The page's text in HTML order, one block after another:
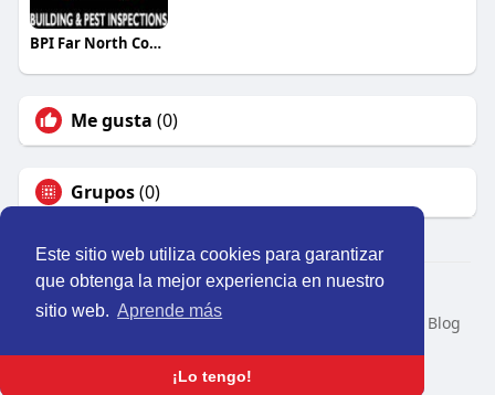
Este sitio web utiliza cookies para garantizar
que obtenga la mejor experiencia en nuestro
sitio web. Aprende más
¡Lo tengo!
BPI Far North Coast
Me gusta (0)
Grupos(0)
© 2026 Perú Activo
Inicio
Nosotros Contacto
Blog
Idioma